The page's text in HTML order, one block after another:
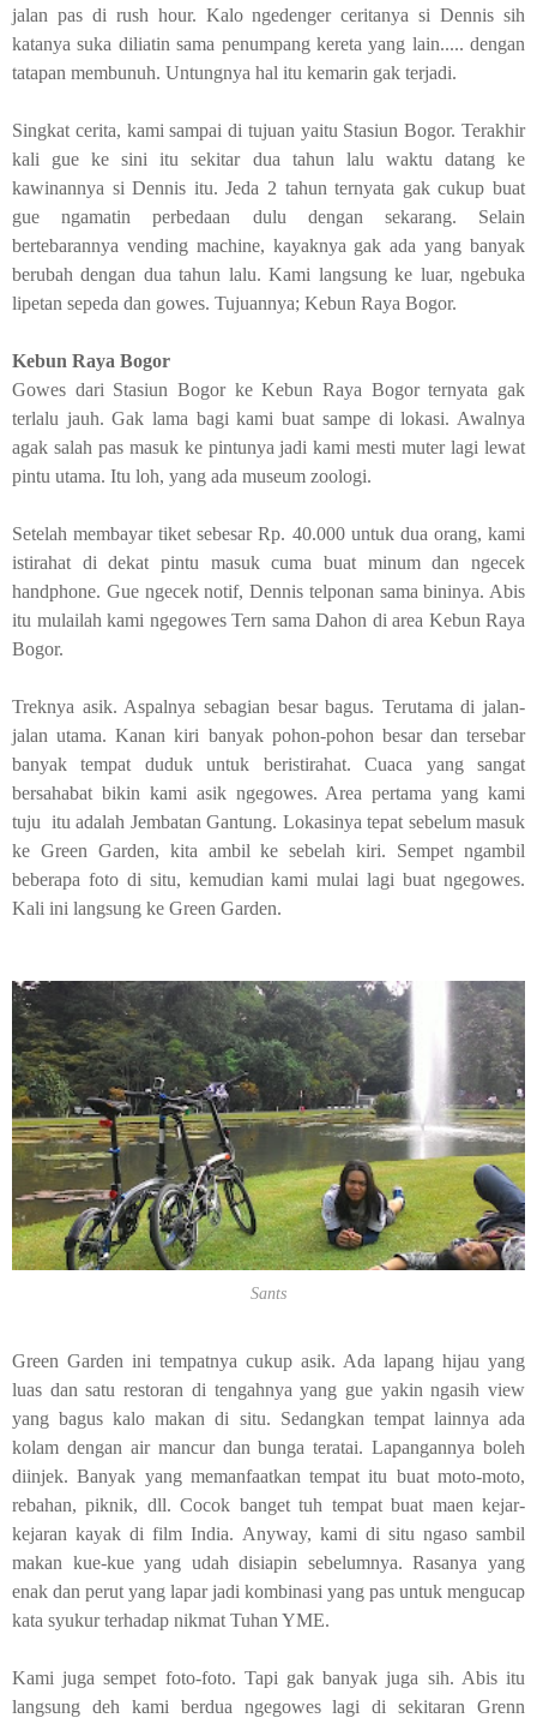
jalan pas di rush hour. Kalo ngedenger ceritanya si Dennis sih
katanya suka diliatin sama penumpang kereta yang lain..... dengan
tatapan membunuh. Untungnya hal itu kemarin gak terjadi.
Singkat cerita, kami sampai di tujuan yaitu Stasiun Bogor. Terakhir
kali gue ke sini itu sekitar dua tahun lalu waktu datang ke
kawinannya si Dennis itu. Jeda 2 tahun ternyata gak cukup buat
gue ngamatin perbedaan dulu dengan sekarang. Selain
bertebarannya vending machine, kayaknya gak ada yang banyak
berubah dengan dua tahun lalu. Kami langsung ke luar, ngebuka
lipetan sepeda dan gowes. Tujuannya; Kebun Raya Bogor.
Kebun Raya Bogor
Gowes dari Stasiun Bogor ke Kebun Raya Bogor ternyata gak
terlalu jauh. Gak lama bagi kami buat sampe di lokasi. Awalnya
agak salah pas masuk ke pintunya jadi kami mesti muter lagi lewat
pintu utama. Itu loh, yang ada museum zoologi.
Setelah membayar tiket sebesar Rp. 40.000 untuk dua orang, kami
istirahat di dekat pintu masuk cuma buat minum dan ngecek
handphone. Gue ngecek notif, Dennis telponan sama bininya. Abis
itu mulailah kami ngegowes Tern sama Dahon di area Kebun Raya
Bogor.
Treknya asik. Aspalnya sebagian besar bagus. Terutama di jalan-
jalan utama. Kanan kiri banyak pohon-pohon besar dan tersebar
banyak tempat duduk untuk beristirahat. Cuaca yang sangat
bersahabat bikin kami asik ngegowes. Area pertama yang kami
tuju itu adalah Jembatan Gantung. Lokasinya tepat sebelum masuk
ke Green Garden, kita ambil ke sebelah kiri. Sempet ngambil
beberapa foto di situ, kemudian kami mulai lagi buat ngegowes.
Kali ini langsung ke Green Garden.
Sants
Green Garden ini tempatnya cukup asik. Ada lapang hijau yang
luas dan satu restoran di tengahnya yang gue yakin ngasih view
yang bagus kalo makan di situ. Sedangkan tempat lainnya ada
kolam dengan air mancur dan bunga teratai. Lapangannya boleh
diinjek. Banyak yang memanfaatkan tempat itu buat moto-moto,
rebahan, piknik, dll. Cocok banget tuh tempat buat maen kejar-
kejaran kayak di film India. Anyway, kami di situ ngaso sambil
makan kue-kue yang udah disiapin sebelumnya. Rasanya yang
enak dan perut yang lapar jadi kombinasi yang pas untuk mengucap
kata syukur terhadap nikmat Tuhan YME.
Kami juga sempet foto-foto. Tapi gak banyak juga sih. Abis itu
langsung deh kami berdua ngegowes lagi di sekitaran Grenn